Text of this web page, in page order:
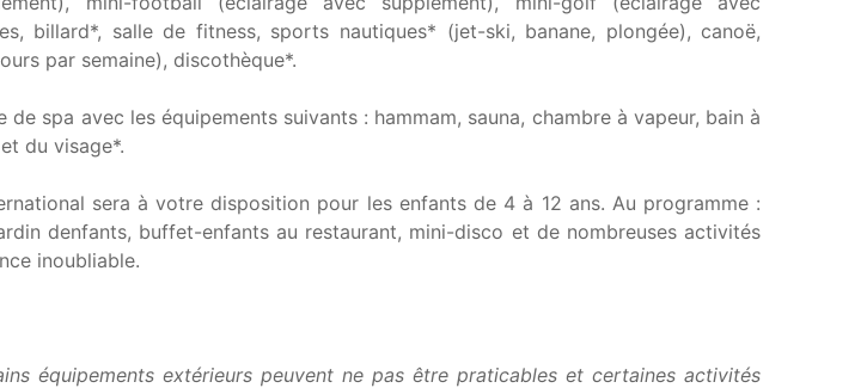
billard*, salle de fitness, sports nautiques* (jet-ski, banane, plongée), canoë,
par semaine), discothèque*.
spa avec les équipements suivants : hammam, sauna, chambre à vapeur, bain à
du visage*.
sera à votre disposition pour les enfants de 4 à 12 ans. Au programme :
denfants, buffet-enfants au restaurant, mini-disco et de nombreuses activités
inoubliable.
équipements extérieurs peuvent ne pas être praticables et certaines activités